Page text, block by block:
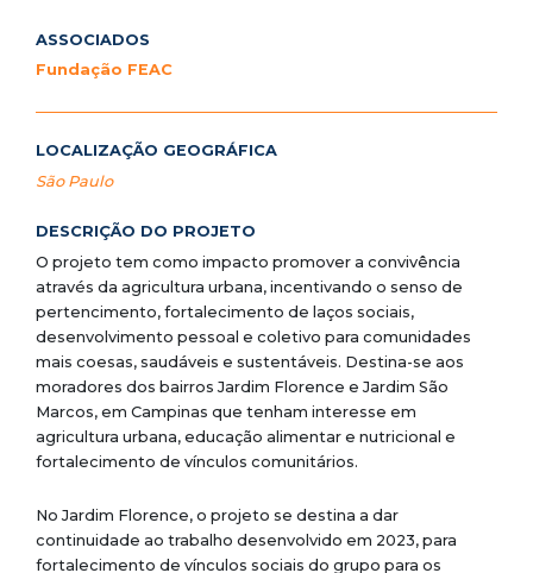
ASSOCIADOS
Fundação FEAC
LOCALIZAÇÃO GEOGRÁFICA
São Paulo
DESCRIÇÃO DO PROJETO
O projeto tem como impacto promover a convivência
através da agricultura urbana, incentivando o senso de
pertencimento, fortalecimento de laços sociais,
desenvolvimento pessoal e coletivo para comunidades
mais coesas, saudáveis e sustentáveis. Destina-se aos
moradores dos bairros Jardim Florence e Jardim São
Marcos, em Campinas que tenham interesse em
agricultura urbana, educação alimentar e nutricional e
fortalecimento de vínculos comunitários.
No Jardim Florence, o projeto se destina a dar
continuidade ao trabalho desenvolvido em 2023, para
fortalecimento de vínculos sociais do grupo para os